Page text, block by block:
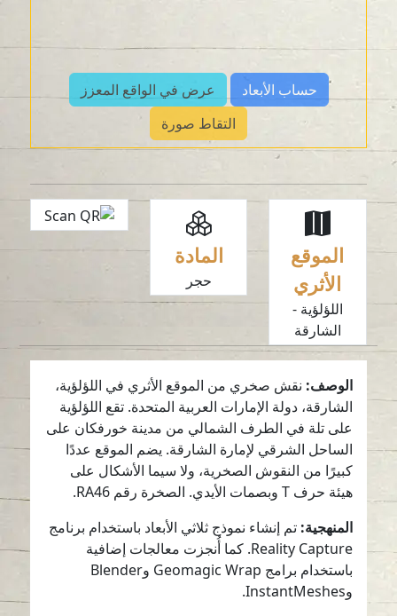
حساب الأبعاد
عرض في الواقع المعزز
التقاط صورة
الموقع
الأثري
اللؤلؤية -
الشارقة
المادة
حجر
الوصف:نقش صخري من الموقع الأثري في اللؤلؤية،
الشارقة، دولة الإمارات العربية المتحدة. تقع اللؤلؤية
على تلة في الطرف الشمالي من مدينة خورفكان على
الساحل الشرقي لإمارة الشارقة. يضم الموقع عددًا
كبيرًا من النقوش الصخرية، ولا سيما الأشكال على
هيئة حرف T وبصمات الأيدي. الصخرة رقم RA46.
المنهجية:تم إنشاء نموذج ثلاثي الأبعاد باستخدام برنامج
Reality Capture. كما أُنجزت معالجات إضافية
باستخدام برامج Geomagic Wrap وBlender